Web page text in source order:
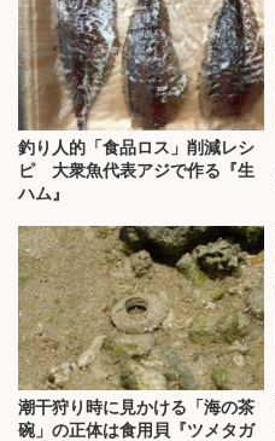
釣り人的「食品ロス」削減レシ
ピ 大衆魚代表アジで作る『生
ハム』
潮干狩り時に見かける「海の茶
碗」の正体は食用貝『ツメタガ